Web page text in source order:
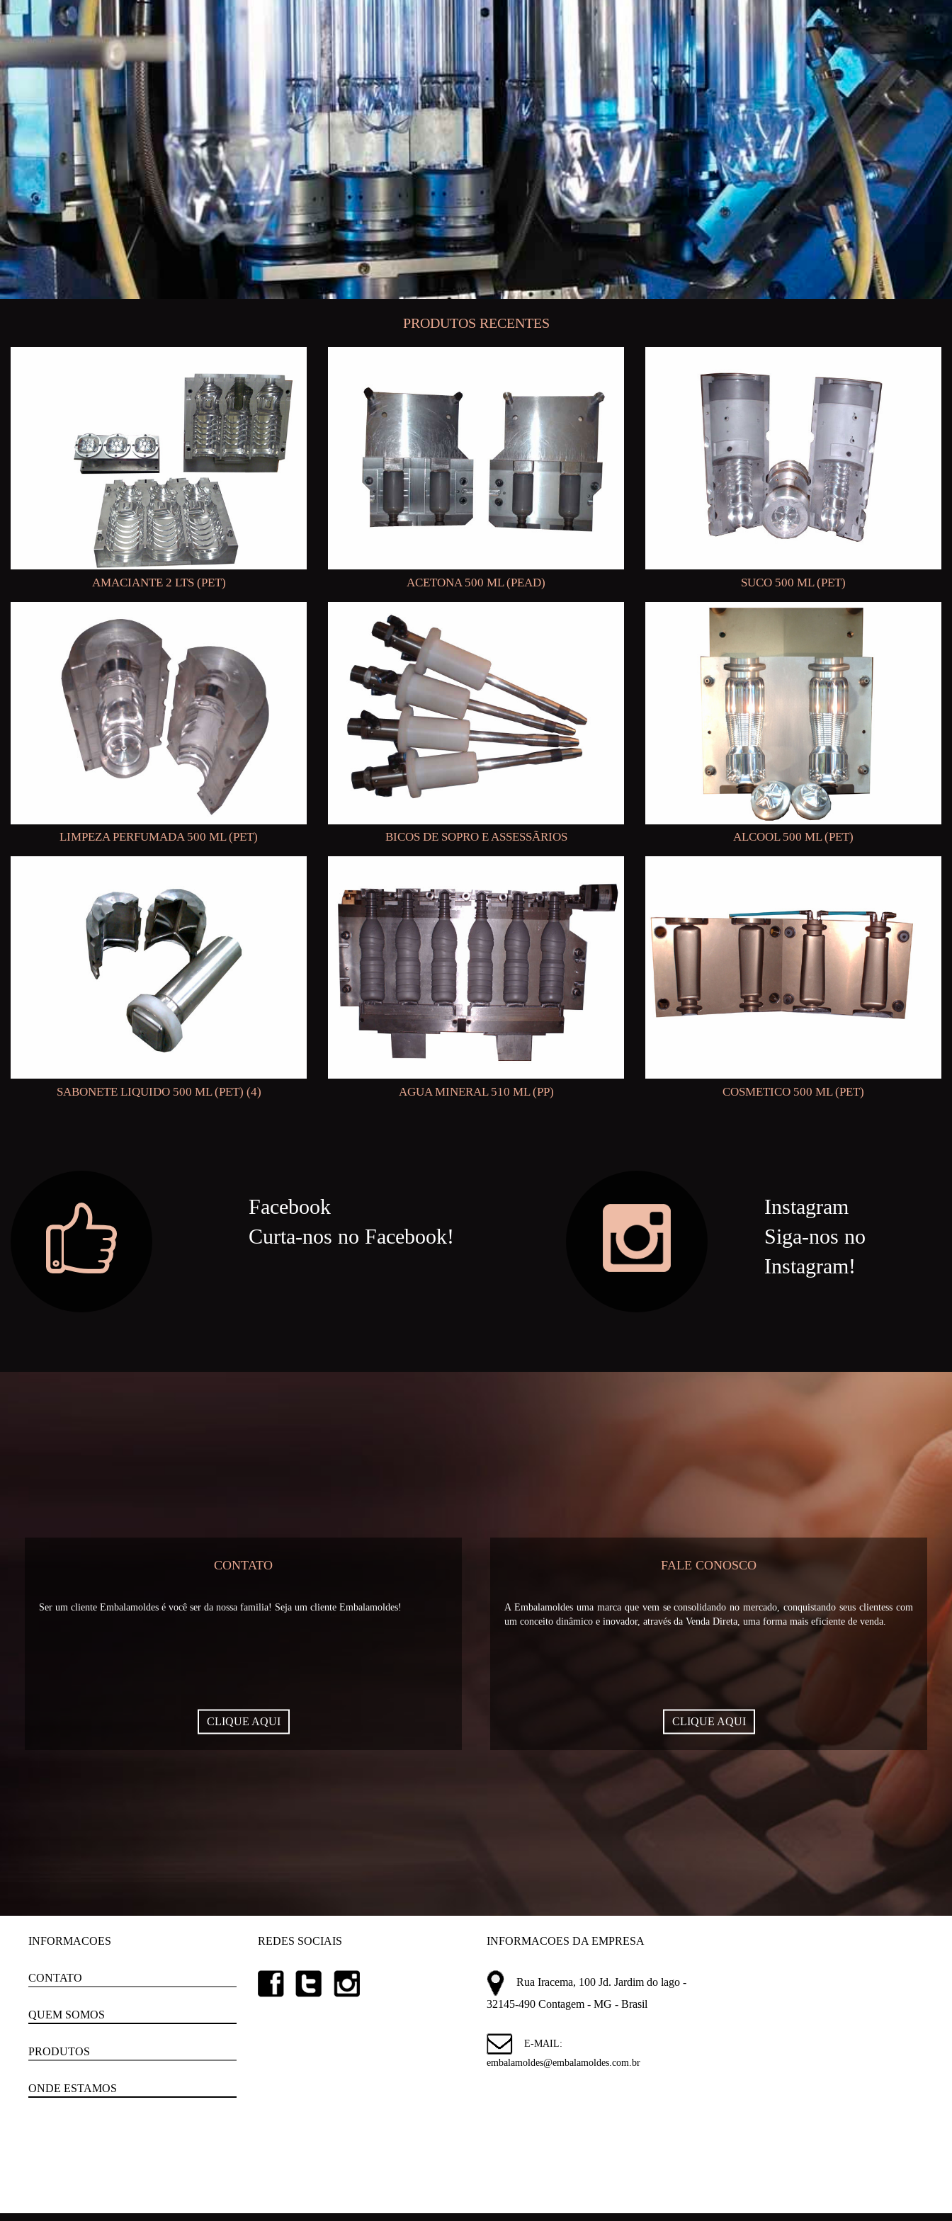
PRODUTOS RECENTES
AMACIANTE 2 LTS (PET) ACETONA 500 ML (PEAD) SUCO 500 ML (PET)
LIMPEZA PERFUMADA 500 ML (PET) BICOS DE SOPRO E ASSESSÃRIOS ALCOOL 500 ML (PET)
SABONETE LIQUIDO 500 ML (PET) (4) AGUA MINERAL 510 ML (PP) COSMETICO 500 ML (PET)
Facebook
Curta-nos no Facebook!
Instagram
Siga-nos no
Instagram!
CONTATO
Ser um cliente Embalamoldes é você ser da nossa familia! Seja um cliente Embalamoldes!
CLIQUE AQUI
FALE CONOSCO
A Embalamoldes uma marca que vem se consolidando no mercado, conquistando seus clientess com
um conceito dinâmico e inovador, através da Venda Direta, uma forma mais eficiente de venda.
CLIQUE AQUI
INFORMACOES
CONTATO
QUEM SOMOS
PRODUTOS
ONDE ESTAMOS
REDES SOCIAIS INFORMACOES DA EMPRESA
Rua Iracema, 100 Jd. Jardim do lago -
32145-490 Contagem - MG - Brasil
E-MAIL:
embalamoldes@embalamoldes.com.br